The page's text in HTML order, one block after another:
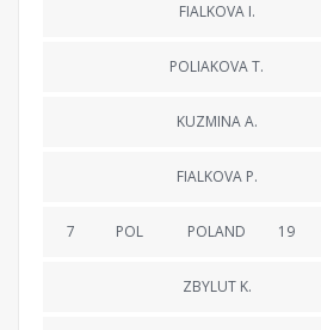
FIALKOVA I.
POLIAKOVA T.
KUZMINA A.
FIALKOVA P.
7 POL POLAND 19
ZBYLUT K.